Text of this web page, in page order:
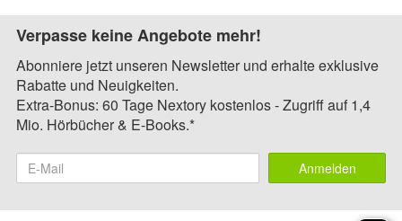
Verpasse keine Angebote mehr!
Abonniere jetzt unseren Newsletter und erhalte exklusive
Rabatte und Neuigkeiten.
Extra-Bonus: 60 Tage Nextory kostenlos - Zugriff auf 1,4
Mio. Hörbücher & E-Books.*
Anmelden